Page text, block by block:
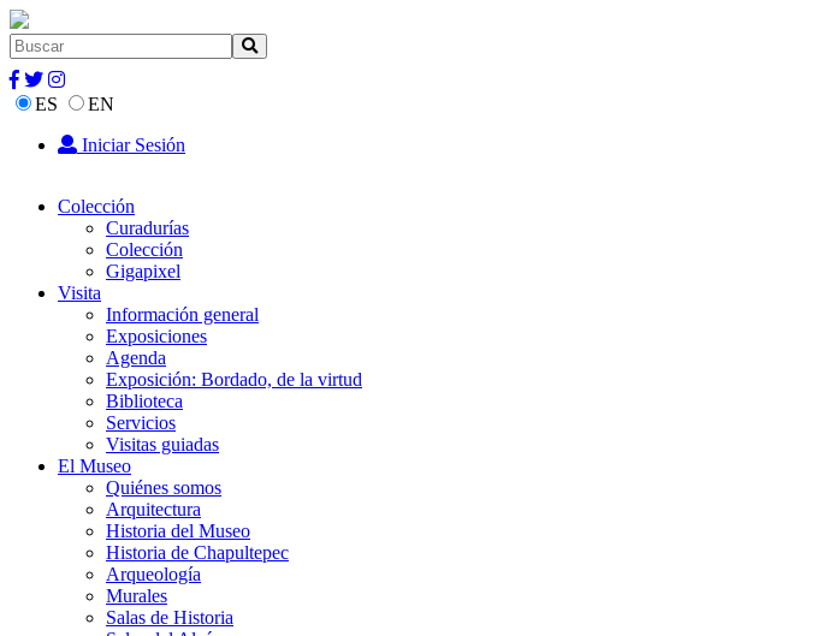
ES
EN
Iniciar Sesión
Colección
Curadurías
Colección
Gigapixel
Visita
Información general
Exposiciones
Agenda
Exposición: Bordado, de la virtud
Biblioteca
Servicios
Visitas guiadas
El Museo
Quiénes somos
Arquitectura
Historia del Museo
Historia de Chapultepec
Arqueología
Murales
Salas de Historia